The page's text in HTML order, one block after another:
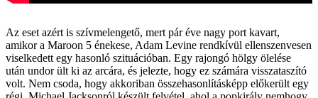
Az eset azért is szívmelengető, mert pár éve nagy port kavart,
amikor a Maroon 5 énekese, Adam Levine rendkívül ellenszenvesen
viselkedett egy hasonló szituációban. Egy rajongó hölgy ölelése
után undor ült ki az arcára, és jelezte, hogy ez számára visszataszító
volt. Nem csoda, hogy akkoriban összehasonlításképp előkerült egy